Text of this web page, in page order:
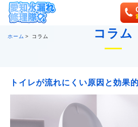
ご利用の流れ事例
ホーム コラム コラム
トイレが流れにくい原因と効果